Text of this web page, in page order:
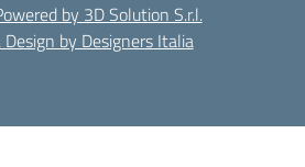
by 3D Solution S.r.l.
by Designers Italia